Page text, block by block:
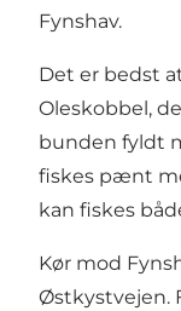
Fynshav.
Det er bedst
Oleskobbel,
bunden fyldt
fiskes pænt
kan fiskes
Kør mod
Østkystvejen.